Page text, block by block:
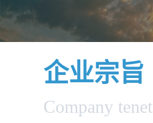
企业宗旨
Company tenet